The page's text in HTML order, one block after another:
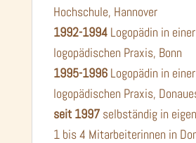
Hochschule, Hannover
1992-1994Logopädin in einer
logopädischen Praxis, Bonn
1995-1996Logopädin in einer
logopädischen Praxis,
seit 1997selbständig in
1 bis 4 Mitarbeiterinnen in